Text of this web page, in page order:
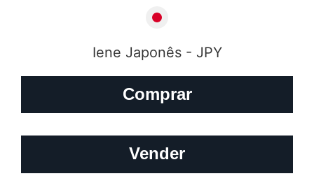
Iene Japonês - JPY
Comprar
Vender